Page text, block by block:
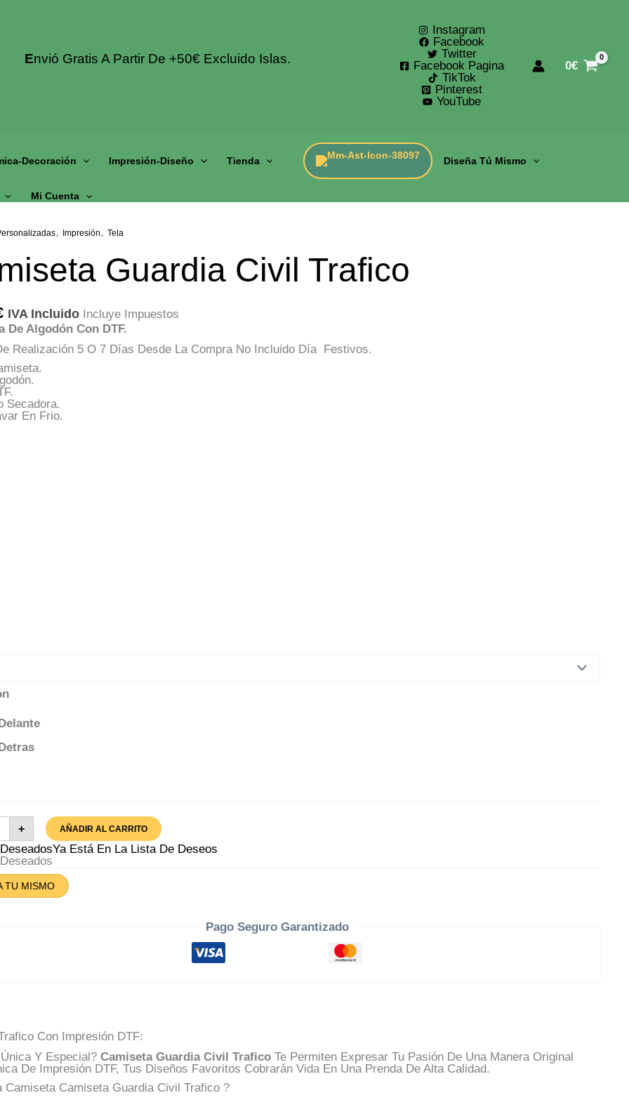
ENvió Gratis A Partir De +50€ Excluido Islas.
Instagram
Facebook
Twitter
Facebook Pagina
TikTok
Pinterest
YouTube
0€
Decoración Impresión-Diseño Tienda Diseña Tú Mismo
Mi Cuenta
, Impresión,Tela
Guardia Civil Trafico
IVA Incluido Incluye Impuestos
De Algodón Con DTF.
Realización 5 O 7 Días Desde La Compra No Incluido Día Festivos.
Secadora.
En Frio.
Delante
Detras
+ AÑADIR AL CARRITO
Ya Está En La Lista De Deseos
TU MISMO
Pago Seguro Garantizado
Con Impresión DTF:
Y Especial? Camiseta Guardia Civil TraficoTe Permiten Expresar Tu Pasión De Una Manera Original
De Impresión DTF, Tus Diseños Favoritos Cobrarán Vida En Una Prenda De Alta Calidad.
Camiseta Camiseta Guardia Civil Trafico ?